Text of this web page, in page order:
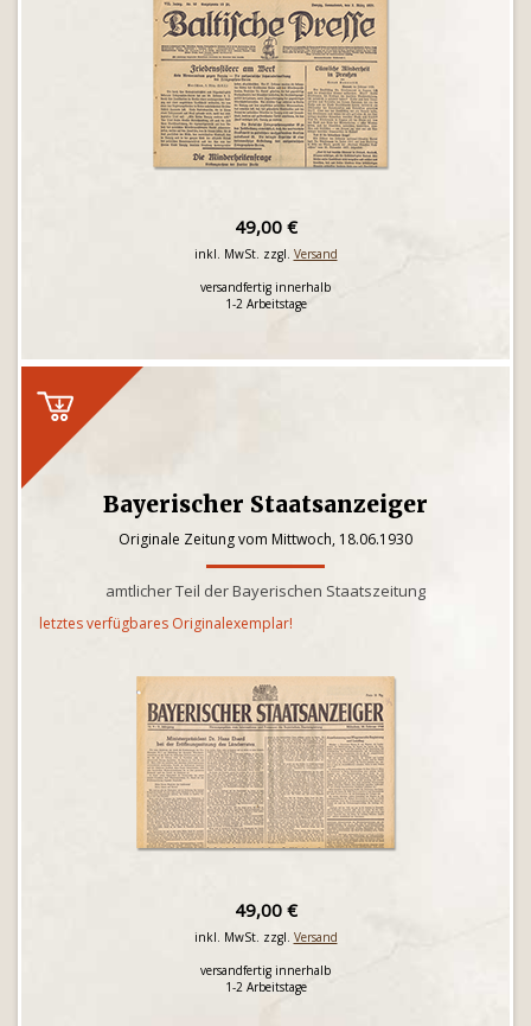
49,00 €
inkl. MwSt. zzgl. Versand
versandfertig innerhalb
1-2 Arbeitstage
Bayerischer Staatsanzeiger
Originale Zeitung vom Mittwoch, 18.06.1930
amtlicher Teil der Bayerischen Staatszeitung
letztes verfügbares Originalexemplar!
49,00 €
inkl. MwSt. zzgl. Versand
versandfertig innerhalb
1-2 Arbeitstage